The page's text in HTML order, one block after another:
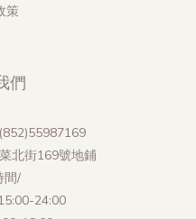
策
們
北街169號地鋪
間/
24:00